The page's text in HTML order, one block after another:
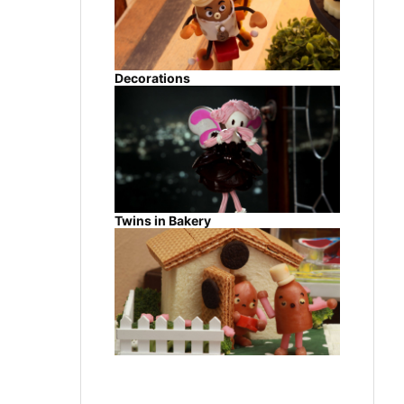
Decorations
Twins in Bakery